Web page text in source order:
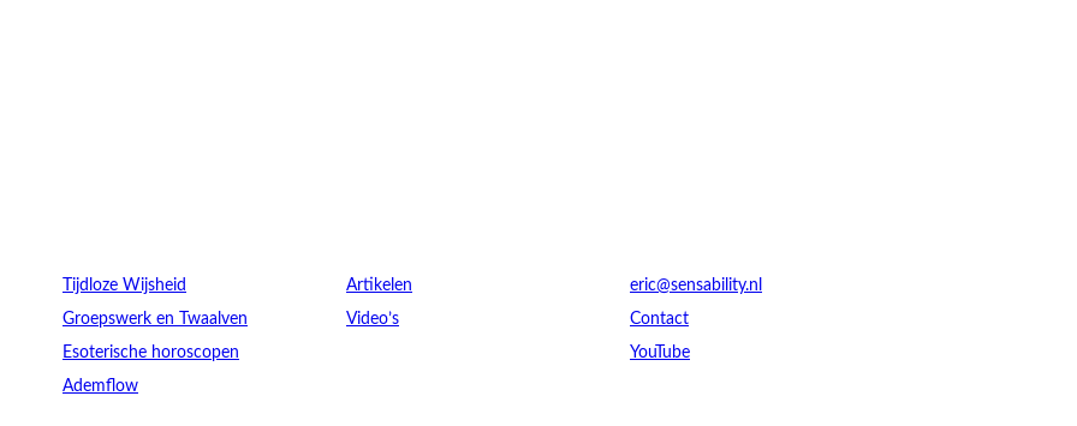
Tijdloze Wijsheid
Groepswerk en Twaalven
Esoterische horoscopen
Ademflow
Artikelen
Video’s
eric@sensability.nl
Contact
YouTube